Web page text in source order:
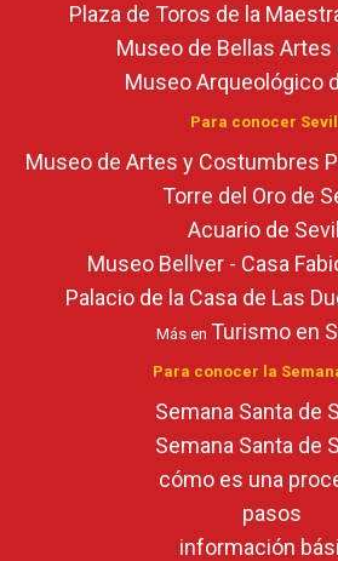
Plaza de Toros de la
Museo de Bellas Artes
Museo Arqueológico
Para conocer
Museo de Artes y Costumbres
Torre del Oro de
Acuario de
Museo Bellver - Casa
Palacio de la Casa de Las
Más en Turismo en
Para conocer la
Semana Santa de
Semana Santa de
cómo es una
pasos
información